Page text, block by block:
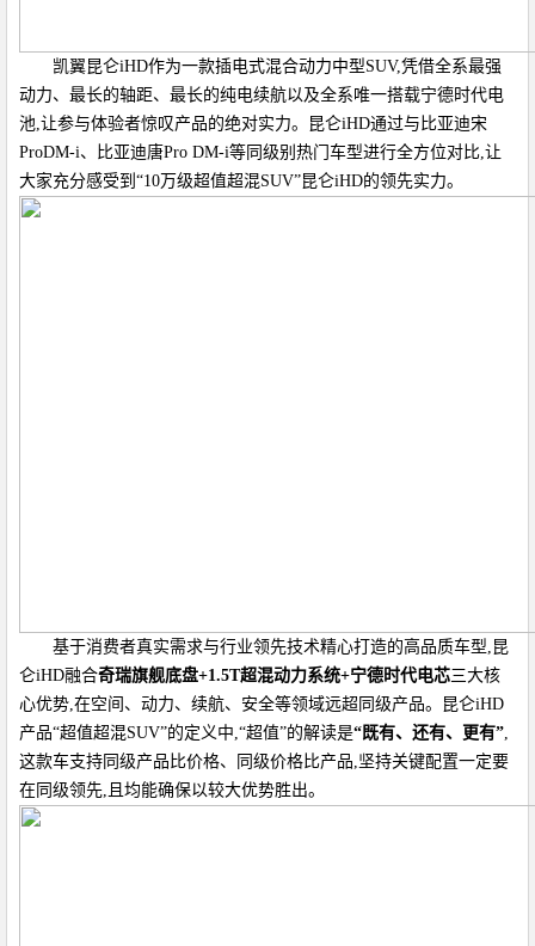
凯翼昆仑iHD作为一款插电式混合动力中型SUV,凭借全系最强
动力、最长的轴距、最长的纯电续航以及全系唯一搭载宁德时代电
池,让参与体验者惊叹产品的绝对实力。昆仑iHD通过与比亚迪宋
ProDM-i、比亚迪唐Pro DM-i等同级别热门车型进行全方位对比,让
大家充分感受到“10万级超值超混SUV”昆仑iHD的领先实力。
基于消费者真实需求与行业领先技术精心打造的高品质车型,昆
仑iHD融合奇瑞旗舰底盘+1.5T超混动力系统+宁德时代电芯三大核
心优势,在空间、动力、续航、安全等领域远超同级产品。昆仑iHD
产品“超值超混SUV”的定义中,“超值”的解读是“既有、还有、更有”,
这款车支持同级产品比价格、同级价格比产品,坚持关键配置一定要
在同级领先,且均能确保以较大优势胜出。